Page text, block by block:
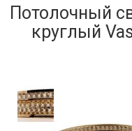
Интерьерные
Уличные
Еще
Потолочный
круглый